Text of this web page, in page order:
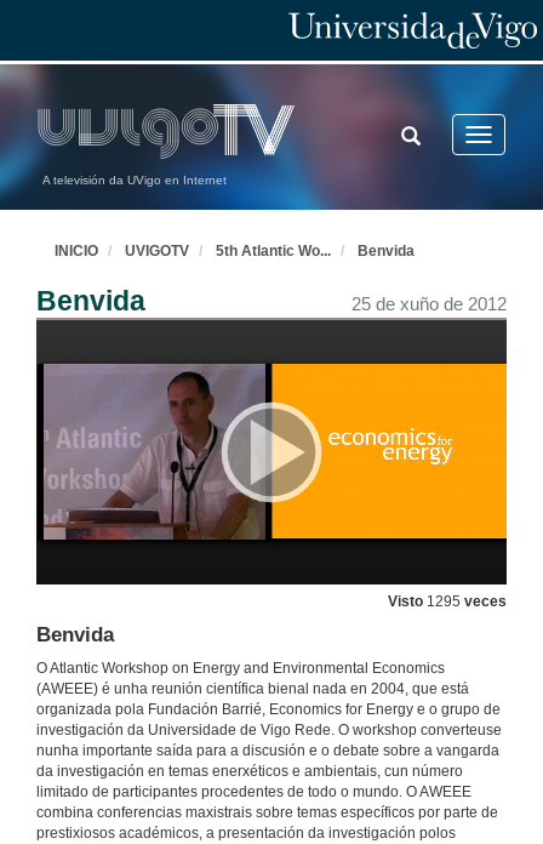
A televisión da UVigo en Internet
Toggle
TOGGLE
SEARCH
INICIO UVIGOTV 5th Atlantic Wo... Benvida
Benvida 25 de xuño de 2012
Visto 1295 veces
Benvida
O Atlantic Workshop on Energy and Environmental Economics
(AWEEE) é unha reunión científica bienal nada en 2004, que está
organizada pola Fundación Barrié, Economics for Energy e o grupo de
investigación da Universidade de Vigo Rede. O workshop converteuse
nunha importante saída para a discusión e o debate sobre a vangarda
da investigación en temas enerxéticos e ambientais, cun número
limitado de participantes procedentes de todo o mundo. O AWEEE
combina conferencias maxistrais sobre temas específicos por parte de
prestixiosos académicos, a presentación da investigación polos